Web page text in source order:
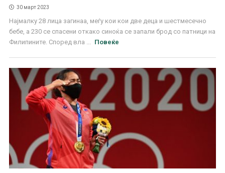
30 март 2023
Најмалку 28 лица загинаа, меѓу кои кои две деца и шестмесечно
бебе, а 230 се спасени откако синоќа се запали брод со патници на
Филипините. Според вла ...
Повеќе